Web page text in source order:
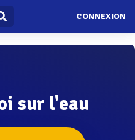
CONNEXION
sur l'eau